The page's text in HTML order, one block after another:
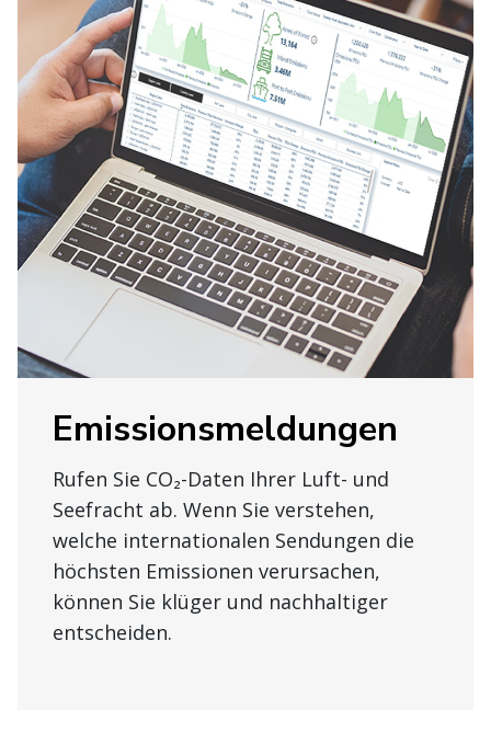
Emissionsmeldungen
Rufen Sie CO₂-Daten Ihrer Luft- und
Seefracht ab. Wenn Sie verstehen,
welche internationalen Sendungen die
höchsten Emissionen verursachen,
können Sie klüger und nachhaltiger
entscheiden.